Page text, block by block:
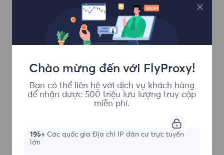
Mua ngay
Phiên Đồng Thời Không Giới Hạn
100M+ Proxy Dân Cư Tuyệt Vời
Quay Proxy Tự Động
HTTP(S)/SOCKS5
Tìm hiểu thêm
Chào mừng đến với FlyProxy!
Bạn có thể liên hệ với dịch vụ khách hàng
để nhận được 500 triệu lưu lượng truy cập
miễn phí.
195+Các quốc gia Địa chỉ IP dân cư trực tuyến
lớn